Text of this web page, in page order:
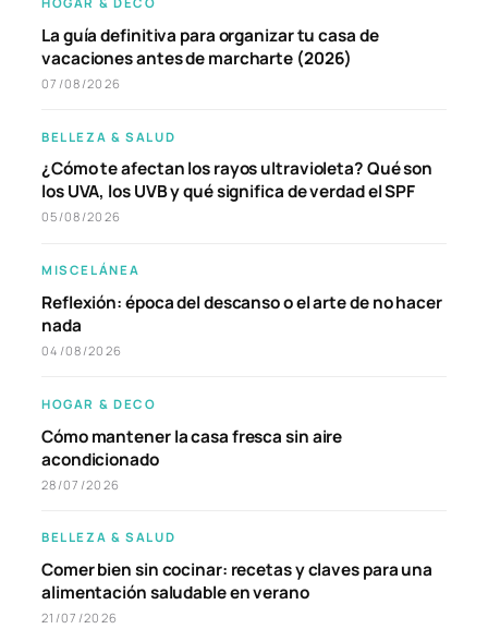
La guía definitiva para organizar tu casa de
vacaciones antes de marcharte (2026)
07/08/2026
BELLEZA & SALUD
¿Cómo te afectan los rayos ultravioleta? Qué son
los UVA, los UVB y qué significa de verdad el SPF
05/08/2026
MISCELÁNEA
Reflexión: época del descanso o el arte de no hacer
nada
04/08/2026
HOGAR & DECO
Cómo mantener la casa fresca sin aire
acondicionado
28/07/2026
BELLEZA & SALUD
Comer bien sin cocinar: recetas y claves para una
alimentación saludable en verano
21/07/2026